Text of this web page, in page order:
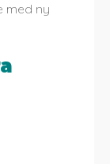
med ny